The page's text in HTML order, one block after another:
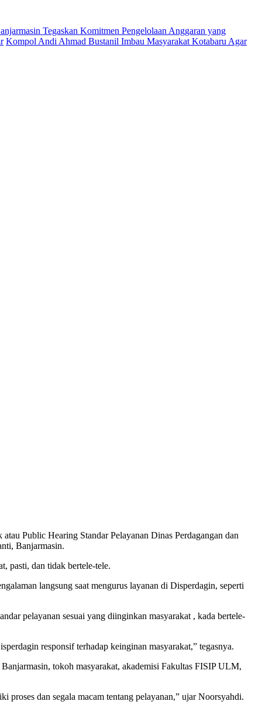
Tegaskan Komitmen Pengelolaan Anggaran yang
Kompol Andi Ahmad Bustanil Imbau Masyarakat Kotabaru Agar
Public Hearing Standar Pelayanan Dinas Perdagangan dan
Banjarmasin.
pasti, dan tidak bertele-tele.
langsung saat mengurus layanan di Disperdagin, seperti
pelayanan sesuai yang diinginkan masyarakat , kada bertele-
responsif terhadap keinginan masyarakat,” tegasnya.
tokoh masyarakat, akademisi Fakultas FISIP ULM,
dan segala macam tentang pelayanan,” ujar Noorsyahdi.